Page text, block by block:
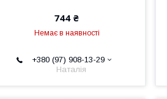
744 ₴
Немає в наявності
+380 (97) 908-13-29
Наталія